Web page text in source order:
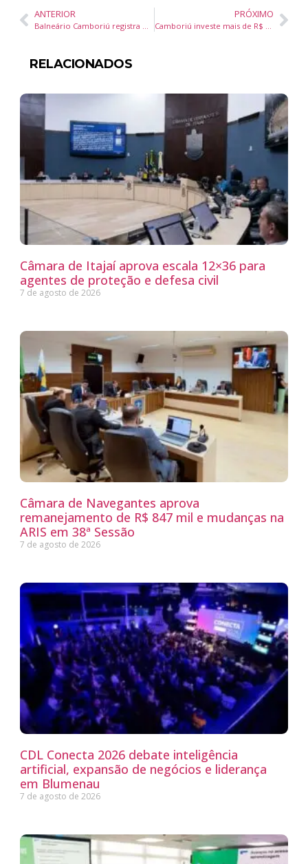
ANTERIOR
Balneário Camboriú registra mais de 70% de retorno de turistas e reforça liderança no turismo nacional
PRÓXIMO
Camboriú investe mais de R$ 1,5 milhão em infraestrutura e novos maquinários para prevenção de enchentes
RELACIONADOS
Câmara de Itajaí aprova escala 12×36 para
agentes de proteção e defesa civil
7 de agosto de 2026
Câmara de Navegantes aprova
remanejamento de R$ 847 mil e mudanças na
ARIS em 38ª Sessão
7 de agosto de 2026
CDL Conecta 2026 debate inteligência
artificial, expansão de negócios e liderança
em Blumenau
7 de agosto de 2026